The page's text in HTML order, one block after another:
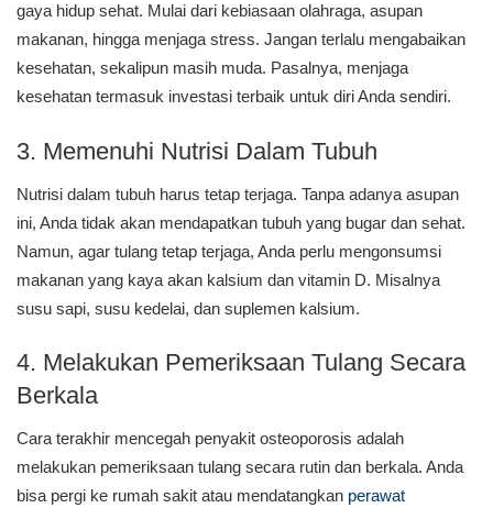
gaya hidup sehat. Mulai dari kebiasaan olahraga, asupan
makanan, hingga menjaga stress. Jangan terlalu mengabaikan
kesehatan, sekalipun masih muda. Pasalnya, menjaga
kesehatan termasuk investasi terbaik untuk diri Anda sendiri.
3. Memenuhi Nutrisi Dalam Tubuh
Nutrisi dalam tubuh harus tetap terjaga. Tanpa adanya asupan
ini, Anda tidak akan mendapatkan tubuh yang bugar dan sehat.
Namun, agar tulang tetap terjaga, Anda perlu mengonsumsi
makanan yang kaya akan kalsium dan vitamin D. Misalnya
susu sapi, susu kedelai, dan suplemen kalsium.
4. Melakukan Pemeriksaan Tulang Secara
Berkala
Cara terakhir mencegah penyakit osteoporosis adalah
melakukan pemeriksaan tulang secara rutin dan berkala. Anda
bisa pergi ke rumah sakit atau mendatangkan perawat